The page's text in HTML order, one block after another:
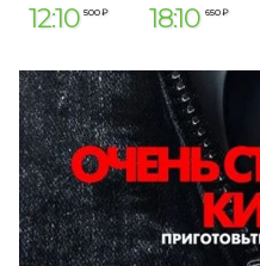
12:10 500 ₽ 18:10 650 ₽